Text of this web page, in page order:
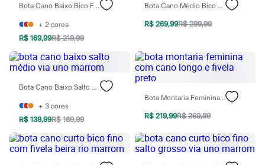
Tênis
Marcas
City
Clock House
Mindset
Sawary
Yessica
Moda esportiva
Acessórios
Blusas
Calçados
Leggings
Shorts e Bermudas
Tops
Moda íntima
Bota Cano Baixo Bico Fino Marrom
+ 2 cores
R$ 169,99R$ 219,99
Bota Cano Médio Bico Fino Salto Alto Preta
R$ 269,99R$ 299,99
Bota Cano Baixo Salto Médio Via Uno Marrom
+ 3 cores
R$ 139,99R$ 169,99
Bota Montaria Feminina Com Cano Longo E Fivela Preto
R$ 219,99R$ 269,99